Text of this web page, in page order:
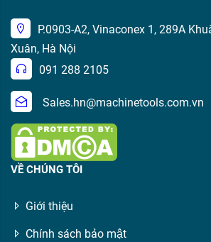
P.0903-A2, Vinaconex 1, 289A
Xuân, Hà Nội
091 288 2105
Sales.hn@machinetools.com.vn
VỀ CHÚNG TÔI
Giới thiệu
Chính sách bảo mật